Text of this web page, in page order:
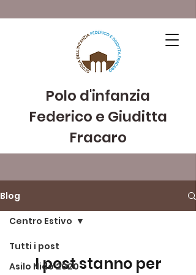
Polo d'infanzia
Federico e Giuditta
Fracaro
Blog
Tutti i post
Asilo Nido 2020
Centro Estivo
I post stanno per